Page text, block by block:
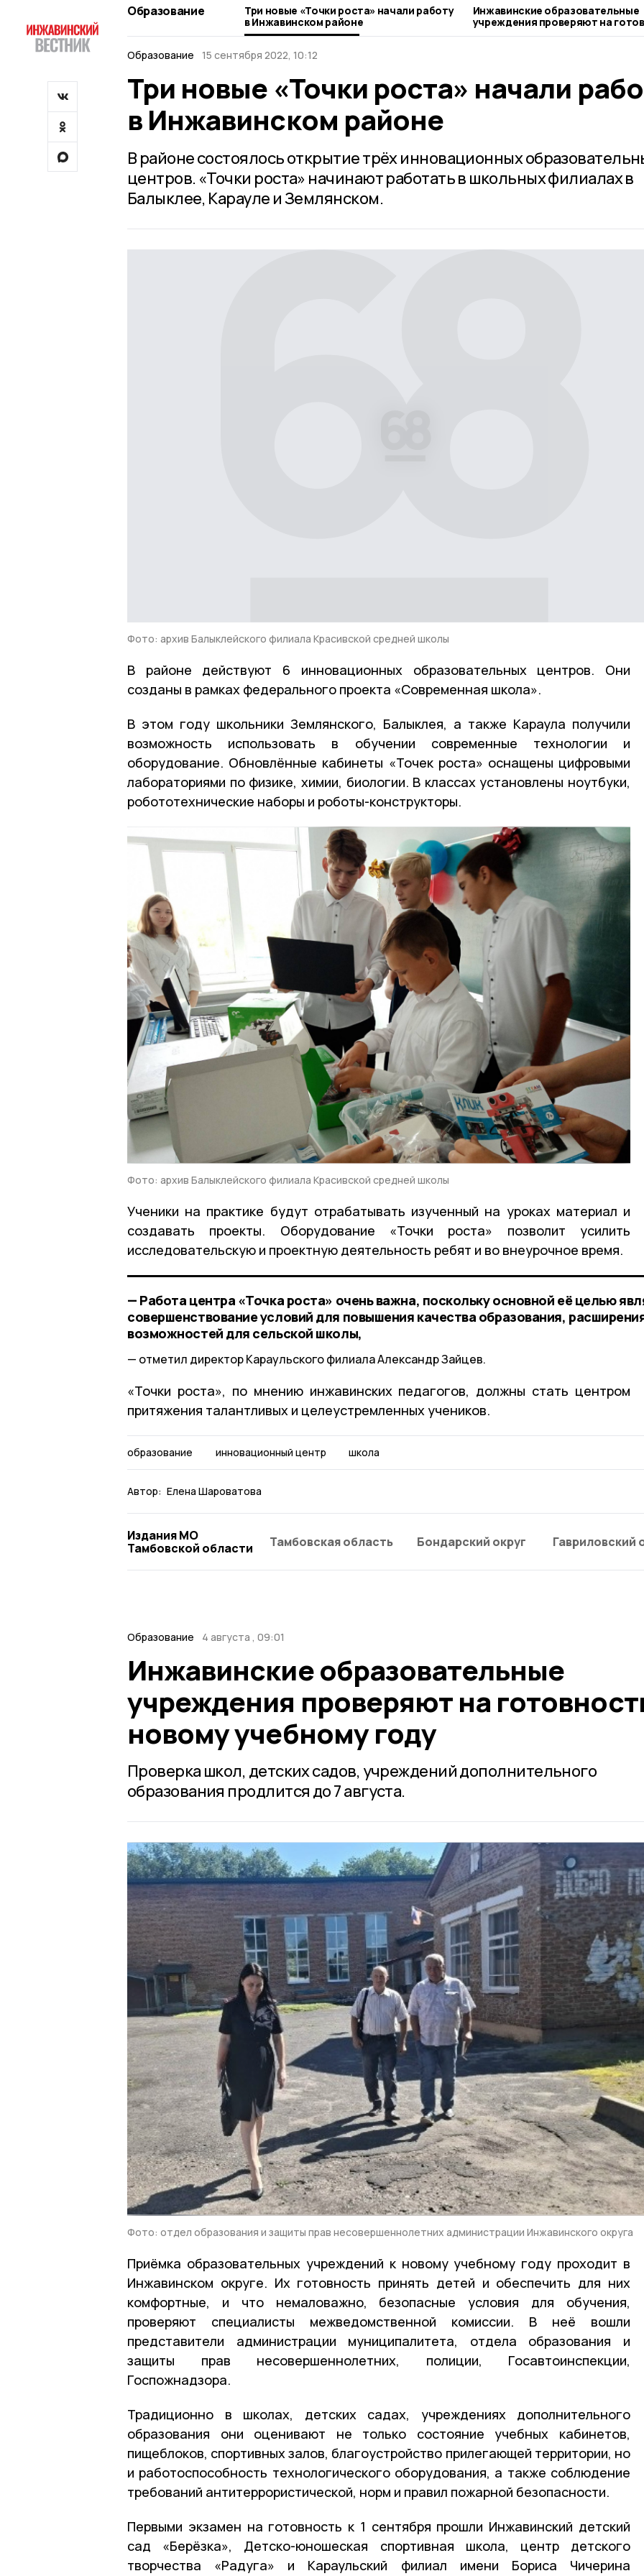
Образование
Три новые «Точки роста» начали работу
в Инжавинском районе
Инжавинские образовательные
учреждения проверяют на
новому учебному году
Образование
15 сентября 2022, 10:12
Три новые «Точки роста» начали
в Инжавинском районе
В районе состоялось открытие трёх инновационных
центров. «Точки роста» начинают работать в школьных филиалах в
Балыклее, Карауле и Землянском.
Фото: архив Балыклейского филиала Красивской средней школы
В районе действуют 6 инновационных образовательных центров. Они
созданы в рамках федерального проекта «Современная школа».
В этом году школьники Землянского, Балыклея, а также Караула получили
возможность использовать в обучении современные технологии и
оборудование. Обновлённые кабинеты «Точек роста» оснащены цифровыми
лабораториями по физике, химии, биологии. В классах установлены ноутбуки,
робототехнические наборы и роботы-конструкторы.
Фото: архив Балыклейского филиала Красивской средней школы
Ученики на практике будут отрабатывать изученный на уроках материал и
создавать проекты. Оборудование «Точки роста» позволит усилить
исследовательскую и проектную деятельность ребят и во внеурочное время.
— Работа центра «Точка роста» очень важна, поскольку основной её целью
совершенствование условий для повышения качества образования,
возможностей для сельской школы,
отметил директор Караульского филиала Александр Зайцев.
«Точки роста», по мнению инжавинских педагогов, должны стать центром
притяжения талантливых и целеустремленных учеников.
образование инновационный центр школа
Автор: Елена Шароватова
Издания МО
Тамбовской области
Тамбовская область Бондарский округ Гавриловский
Образование 4 августа , 09:01
Инжавинские образовательные
учреждения проверяют на
новому учебному году
Проверка школ, детских садов, учреждений дополнительного
образования продлится до 7 августа.
Фото: отдел образования и защиты прав несовершеннолетних администрации Инжавинского округа
Приёмка образовательных учреждений к новому учебному году проходит в
Инжавинском округе. Их готовность принять детей и обеспечить для них
комфортные, и что немаловажно, безопасные условия для обучения,
проверяют специалисты межведомственной комиссии. В неё вошли
представители администрации муниципалитета, отдела образования и
защиты прав несовершеннолетних, полиции, Госавтоинспекции,
Госпожнадзора.
Традиционно в школах, детских садах, учреждениях дополнительного
образования они оценивают не только состояние учебных кабинетов,
пищеблоков, спортивных залов, благоустройство прилегающей территории, но
и работоспособность технологического оборудования, а также соблюдение
требований антитеррористической, норм и правил пожарной безопасности.
Первыми экзамен на готовность к 1 сентября прошли Инжавинский детский
сад «Берёзка», Детско-юношеская спортивная школа, центр детского
творчества «Радуга» и Караульский филиал имени Бориса Чичерина